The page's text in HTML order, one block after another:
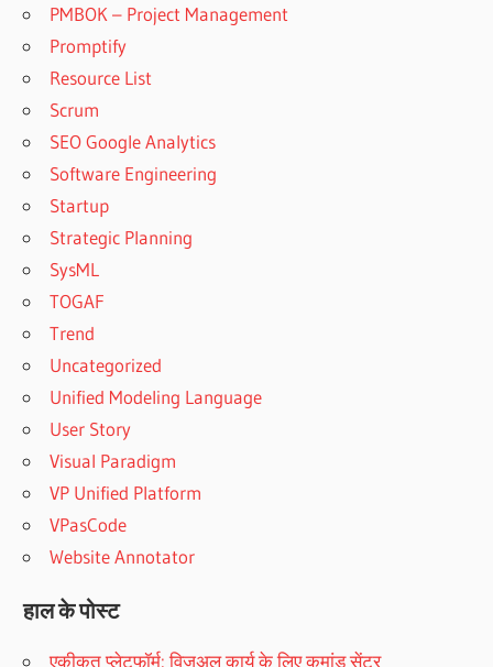
PMBOK – Project Management
Promptify
Resource List
Scrum
SEO Google Analytics
Software Engineering
Startup
Strategic Planning
SysML
TOGAF
Trend
Uncategorized
Unified Modeling Language
User Story
Visual Paradigm
VP Unified Platform
VPasCode
Website Annotator
हाल के पोस्ट
एकीकृत प्लेटफॉर्म: विजुअल कार्य के लिए कमांड सेंटर